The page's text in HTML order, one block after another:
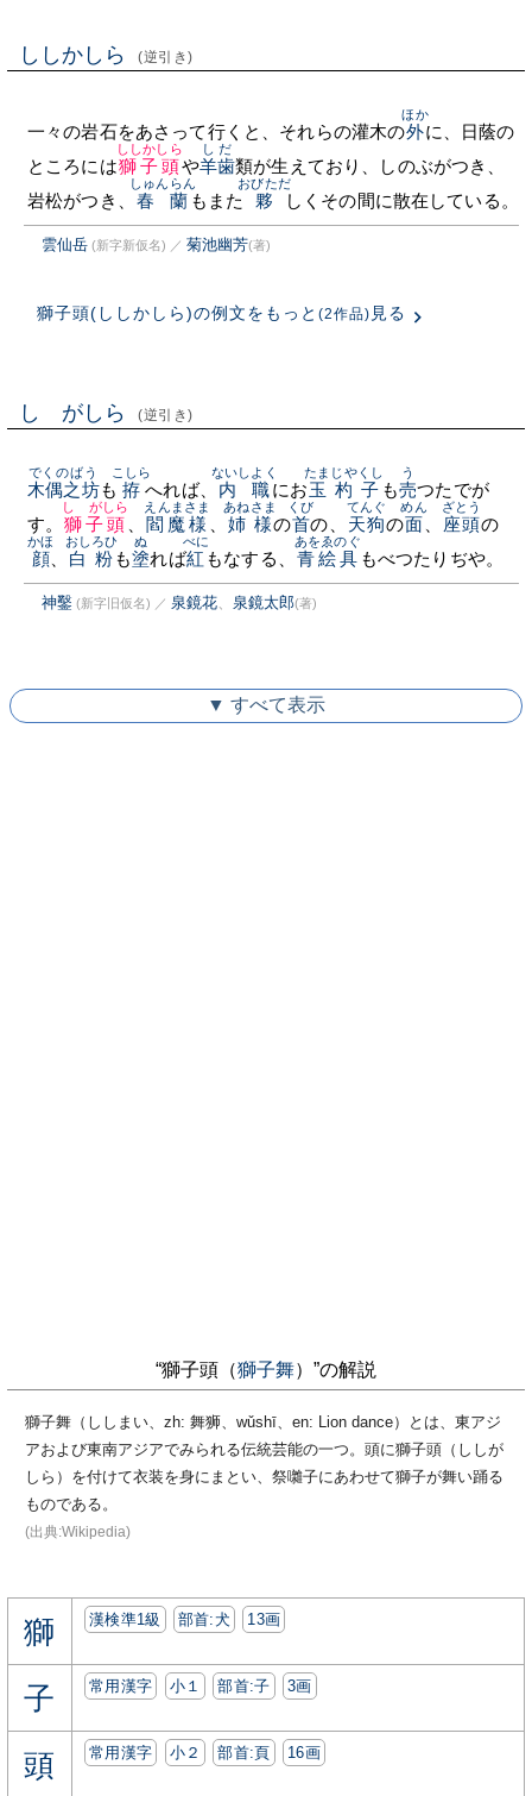
ししかしら (逆引き)
一々の岩石をあさって行くと、それらの灌木の外
ほか
に、日蔭の
ところには獅子頭
ししかしら
や羊歯
しだ
類が生えており、しのぶがつき、
岩松がつき、 春蘭
しゅんらん
もまた 夥
おびただ
しくその間に散在している。
雲仙岳 (新字新仮名) ／ 菊池幽芳(著)
獅子頭(ししかしら)の例文をもっと (2作品) 見る
しゝがしら (逆引き)
木偶之坊
でくのばう
も 拵
こしら
へれば、 内職
ないしよく
にお玉杓子
たまじやくし
も売
う
つたでが
す。 獅子頭
しゝがしら
閻魔様
えんまさま
姉様
あねさま
の首
くび
の、 天狗
てんぐ
の面
めん
座頭
ざとう
の
顔
かほ
白粉
おしろひ
も塗
ぬ
れば紅
べに
もなする、 青絵具
あをゑのぐ
もべつたりぢや。
神鑿 (新字旧仮名) ／ 泉鏡花、 泉鏡太郎(著)
▼ すべて表示
“獅子頭（獅子舞）”の解説
獅子舞（ししまい、zh: 舞狮、wǔshī、en: Lion dance）とは、東アジ
アおよび東南アジアでみられる伝統芸能の一つ。頭に獅子頭（ししが
しら）を付けて衣装を身にまとい、祭囃子にあわせて獅子が舞い踊る
ものである。
(出典:Wikipedia)
獅 漢検準1級 部首:⽝ 13画
子 常用漢字 小１ 部首:⼦ 3画
頭 常用漢字 小２ 部首:⾴ 16画